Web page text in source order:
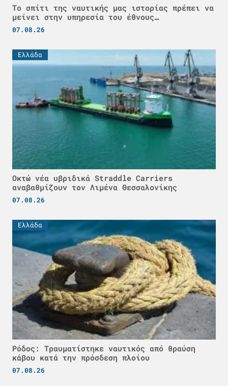
Το σπίτι της ναυτικής μας ιστορίας πρέπει να
μείνει στην υπηρεσία του έθνους…
07.08.26
Ελλάδα
Οκτώ νέα υβριδικά Straddle Carriers
αναβαθμίζουν τον Λιμένα Θεσσαλονίκης
07.08.26
Ελλάδα
Ρόδος: Τραυματίστηκε ναυτικός από θραύση
κάβου κατά την πρόσδεση πλοίου
07.08.26